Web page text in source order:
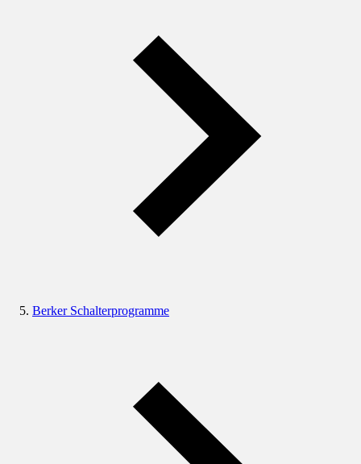
Berker Schalterprogramme